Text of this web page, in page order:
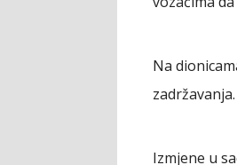
Na
zadržavanja.
Izmjene u